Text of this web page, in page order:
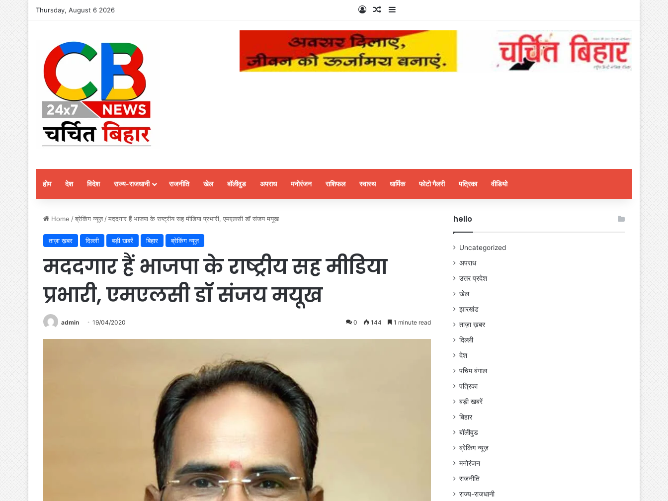
Thursday, August 6 2026 Log InRandom Article
Sidebar
होम देश विदेश राज्य-राजधानी राजनीति खेल बॉलीवुड अपराध मनोरंजन राशिफल स्वास्थ धार्मिक फोटो गैलरी पत्रिका वीडियो
Home /ब्रेकिंग न्यूज़ /मददगार हैं भाजपा के राष्ट्रीय सह मीडिया प्रभारी, एमएलसी डॉ संजय मयूख
ताज़ा ख़बर दिल्ली बड़ी खबरें बिहार ब्रेकिंग न्यूज़
मददगार हैं भाजपा के राष्ट्रीय सह मीडिया
प्रभारी, एमएलसी डॉ संजय मयूख
admin 19/04/2020 0 144 1 minute read
hello
Uncategorized
अपराध
उत्तर प्रदेश
खेल
झारखंड
ताज़ा ख़बर
दिल्ली
देश
पचिम बंगाल
पत्रिका
बड़ी खबरें
बिहार
बॉलीवुड
ब्रेकिंग न्यूज़
मनोरंजन
राजनीति
राज्य-राजधानी